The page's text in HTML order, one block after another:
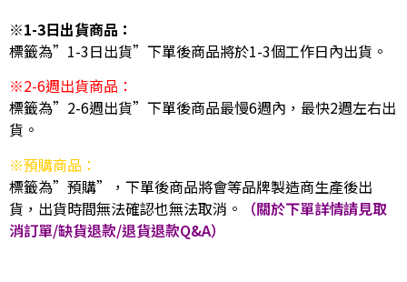
※1-3日出貨商品：
標籤為”1-3日出貨”下單後商品將於1-3個工作日內出貨。
※2-6週出貨商品：
標籤為”2-6週出貨”下單後商品最慢6週內，最快2週左右出
貨。
※預購商品：
標籤為”預購”，下單後商品將會等品牌製造商生產後出
貨，出貨時間無法確認也無法取消。
（關於下單詳情請見取
消訂單/缺貨退款/退貨退款Q&A）